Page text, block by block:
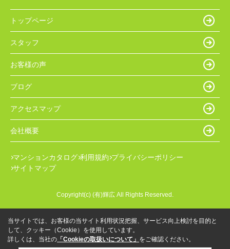
トップページ
スタッフ
お客様の声
ブログ
アクセスマップ
会社概要
マンションカタログ 利用規約 プライバシーポリシー
サイトマップ
Copyright(c) (有)輝広 All Rights Reserved.
当サイトでは、お客様の当サイト利用状況把握、サービス向上検討を目的と
して、クッキー（Cookie）を使用しています。
詳しくは、当社の 「Cookieの取扱いについて」 をご確認ください。